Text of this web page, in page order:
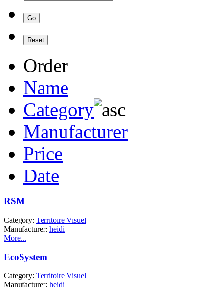
Order
Name
Category
Manufacturer
Price
Date
RSM
Category: Territoire Visuel
Manufacturer: heidi
More...
EcoSystem
Category: Territoire Visuel
Manufacturer: heidi